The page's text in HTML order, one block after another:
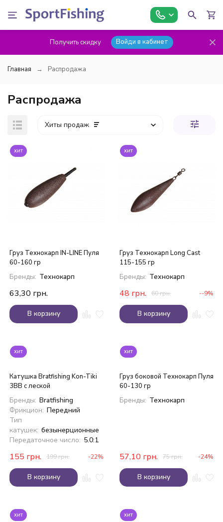
Получить скидку Войди в кабинет
Главная Распродажа
Распродажа
Хиты продаж
хит
Груз Технокарп IN-LINE Пуля
60-160 гр
Бренды: Технокарп
63,30 грн.
В корзину
хит
Груз Технокарп Long Cast
115-155 гр
Бренды: Технокарп
48 грн. 60грн. --9%
В корзину
хит
Катушка Bratfishing Kon-Tiki
3BB с леской
Бренды: Bratfishing
Фрикцион: Передний
Тип
катушек: безынерционные
Передаточное число: 5.0:1
155 грн. 199грн. -22%
В корзину
хит
Груз боковой Технокарп Пуля
60-130 гр
Бренды: Технокарп
57,10 грн. 75грн. -24%
В корзину
хит хит